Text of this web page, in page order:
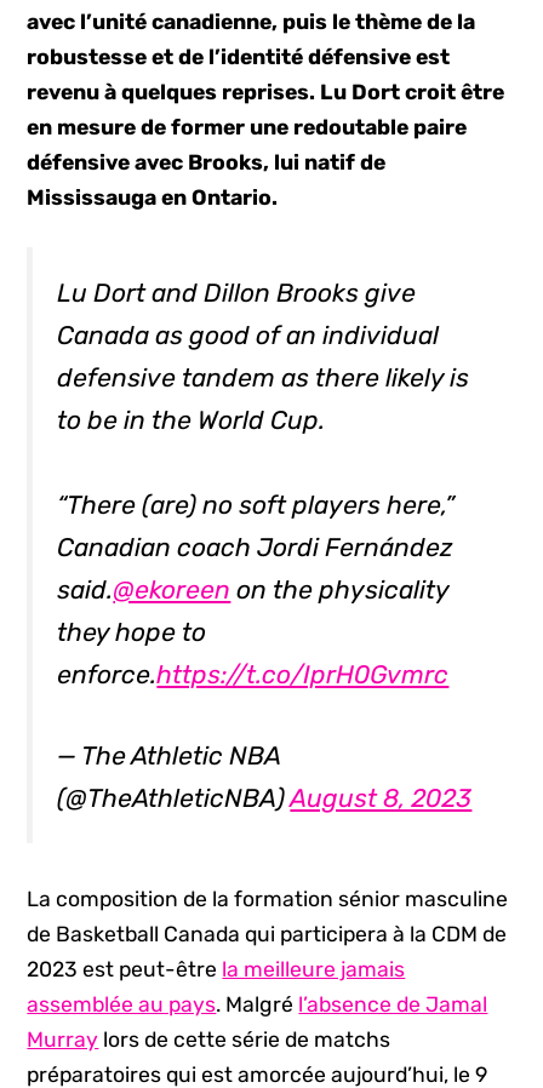
avec l’unité canadienne, puis le thème de la
robustesse et de l’identité défensive est
revenu à quelques reprises. Lu Dort croit être
en mesure de former une redoutable paire
défensive avec Brooks, lui natif de
Mississauga en Ontario.
Lu Dort and Dillon Brooks give
Canada as good of an individual
defensive tandem as there likely is
to be in the World Cup.
“There (are) no soft players here,”
Canadian coach Jordi Fernández
said.@ekoreen on the physicality
they hope to
enforce.https://t.co/IprH0Gvmrc
— The Athletic NBA
(@TheAthleticNBA)August 8, 2023
La composition de la formation sénior masculine
de Basketball Canada qui participera à la CDM de
2023 est peut-être la meilleure jamais
assemblée au pays. Malgré l’absence de Jamal
Murray lors de cette série de matchs
préparatoires qui est amorcée aujourd’hui, le 9